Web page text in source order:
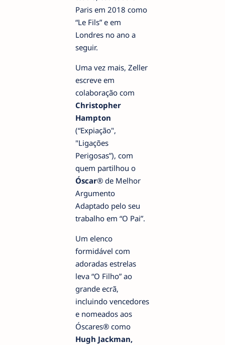
Paris em 2018 como
“Le Fils” e em
Londres no ano a
seguir.
Uma vez mais, Zeller
escreve em
colaboração com
Christopher
Hampton
(“Expiação",
"Ligações
Perigosas”), com
quem partilhou o
Óscar® de Melhor
Argumento
Adaptado pelo seu
trabalho em “O Pai”.
Um elenco
formidável com
adoradas estrelas
leva “O Filho” ao
grande ecrã,
incluindo vencedores
e nomeados aos
Óscares® como
Hugh Jackman,